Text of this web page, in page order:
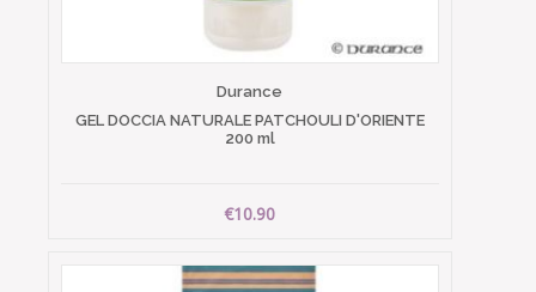
Durance
GEL DOCCIA NATURALE PATCHOULI D'ORIENTE
200 ml
€10.90